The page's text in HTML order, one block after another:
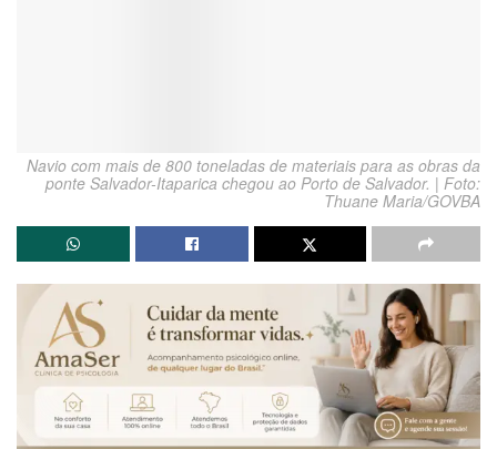
Navio com mais de 800 toneladas de materiais para as obras da
ponte Salvador-Itaparica chegou ao Porto de Salvador. | Foto:
Thuane Maria/GOVBA